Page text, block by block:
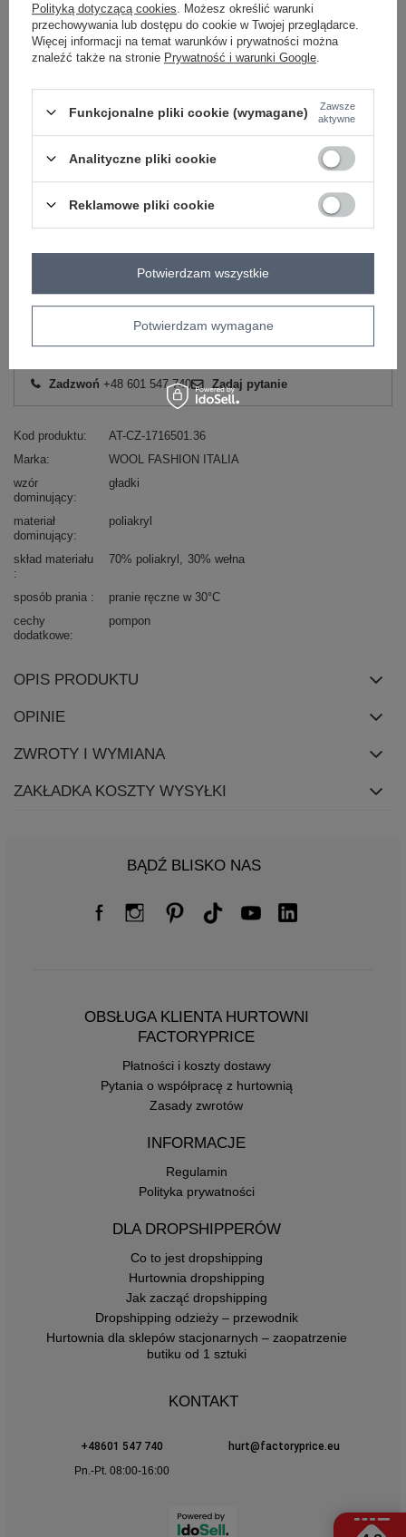
jasny szary
ciemny szary
One size 2016101503782 - +
Zobacz wszystkie kolory (+2)
ZALOGUJ SIĘ I ZOBACZ CENĘ
Zadzwoń +48 601 547 740 Zadaj pytanie
Kod produktu
AT-CZ-1716501.36
Marka
WOOL FASHION ITALIA
wzór
dominujący
gładki
materiał
dominujący
poliakryl
skład materiału 70% poliakryl 30% wełna
sposób prania
pranie ręczne w 30°C
cechy
dodatkowe
pompon
OPIS PRODUKTU
OPINIE
ZWROTY I WYMIANA
ZAKŁADKA KOSZTY WYSYŁKI
BĄDŹ BLISKO NAS
OBSŁUGA KLIENTA HURTOWNI
FACTORYPRICE
Płatności i koszty dostawy
Pytania o współpracę z hurtownią
Zasady zwrotów
INFORMACJE
Regulamin
Polityka prywatności
DLA DROPSHIPPERÓW
Co to jest dropshipping
Hurtownia dropshipping
Jak zacząć dropshipping
Dropshipping odzieży – przewodnik
Hurtownia dla sklepów stacjonarnych – zaopatrzenie
butiku od 1 sztuki
KONTAKT
+48601 547 740
hurt@factoryprice.eu
Pn.-Pt. 08:00-16:00
Polityką dotyczącą cookies . Możesz określić warunki
przechowywania lub dostępu do cookie w Twojej przeglądarce.
Więcej informacji na temat warunków i prywatności można
znaleźć także na stronie Prywatność i warunki Google
Funkcjonalne pliki cookie (wymagane)
Zawsze
aktywne
Analityczne pliki cookie
Reklamowe pliki cookie
Potwierdzam wymagane
Potwierdzam wszystkie